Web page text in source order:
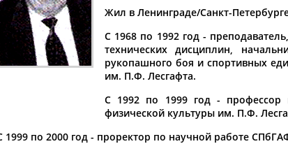
К Л М Н О
П
Ш Щ Э Ю Я
Дата рождения
с
чч мм год
Жил в Ленинграде/Санкт-
С 1968 по 1992 год -
технических дисциплин,
рукопашного боя и спортивных
им. П.Ф. Лесгафта.
С 1992 по 1999 год - профессор
физической культуры им. П.Ф.
1999 по 2000 год - проректор по научной работе